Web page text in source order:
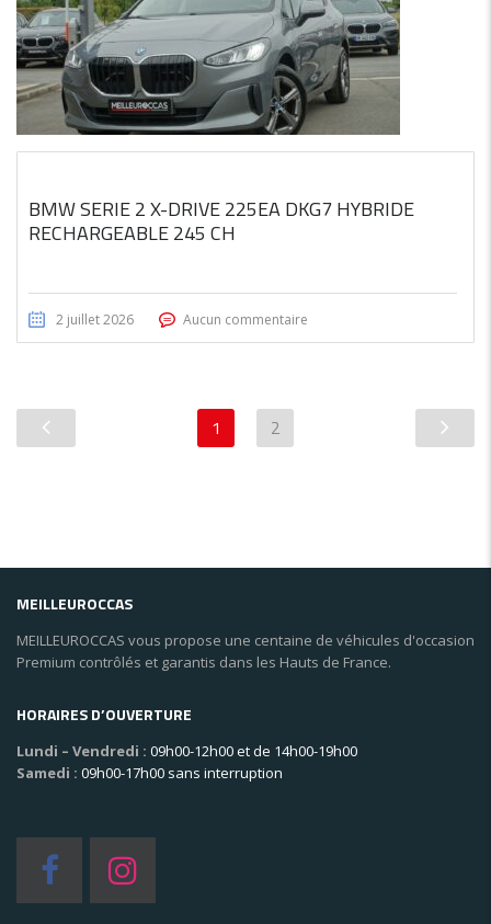
BMW SERIE 2 X-DRIVE 225EA DKG7 HYBRIDE
RECHARGEABLE 245 CH
2 juillet 2026 Aucun commentaire
1 2
MEILLEUROCCAS
MEILLEUROCCAS vous propose une centaine de véhicules d'occasion
Premium contrôlés et garantis dans les Hauts de France.
HORAIRES D’OUVERTURE
Lundi – Vendredi : 09h00-12h00 et de 14h00-19h00
Samedi : 09h00-17h00 sans interruption